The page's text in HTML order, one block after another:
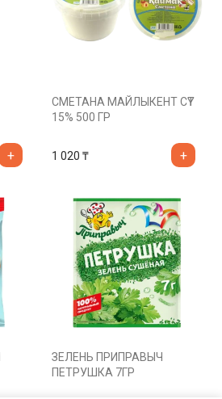
СМЕТАНА МАЙЛЫКЕНТ СҮТ
15% 500 ГР
1 020 ₸
ЗЕЛЕНЬ ПРИПРАВЫЧ
ПЕТРУШКА 7ГР